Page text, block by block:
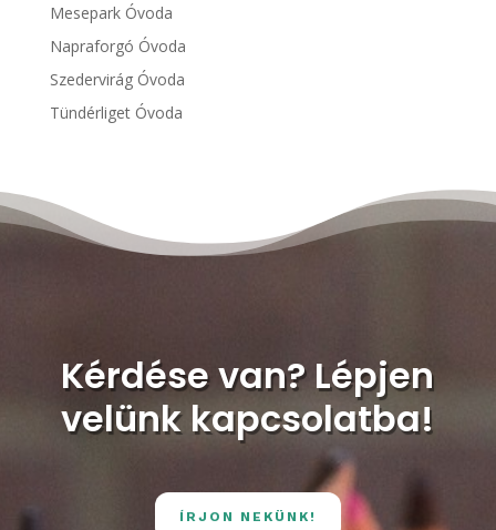
Mesepark Óvoda
Napraforgó Óvoda
Szedervirág Óvoda
Tündérliget Óvoda
Kérdése van? Lépjen
velünk kapcsolatba!
ÍRJON NEKÜNK!